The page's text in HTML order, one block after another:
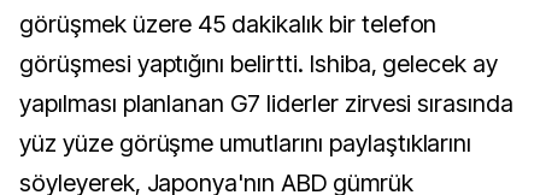
görüşmek üzere 45 dakikalık bir telefon
görüşmesi yaptığını belirtti. Ishiba, gelecek ay
yapılması planlanan G7 liderler zirvesi sırasında
yüz yüze görüşme umutlarını paylaştıklarını
söyleyerek, Japonya'nın ABD gümrük